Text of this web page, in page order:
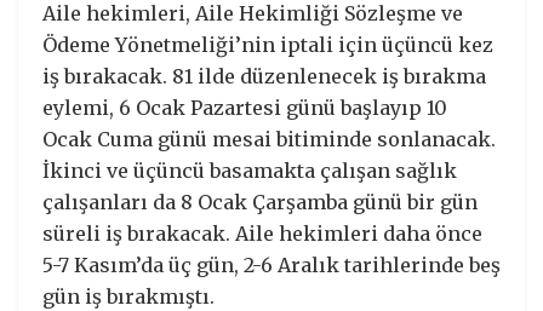
Aile hekimleri, Aile Hekimliği Sözleşme ve
Ödeme Yönetmeliği’nin iptali için üçüncü kez
iş bırakacak. 81 ilde düzenlenecek iş bırakma
eylemi, 6 Ocak Pazartesi günü başlayıp 10
Ocak Cuma günü mesai bitiminde sonlanacak.
İkinci ve üçüncü basamakta çalışan sağlık
çalışanları da 8 Ocak Çarşamba günü bir gün
süreli iş bırakacak. Aile hekimleri daha önce
5-7 Kasım’da üç gün, 2-6 Aralık tarihlerinde beş
gün iş bırakmıştı.